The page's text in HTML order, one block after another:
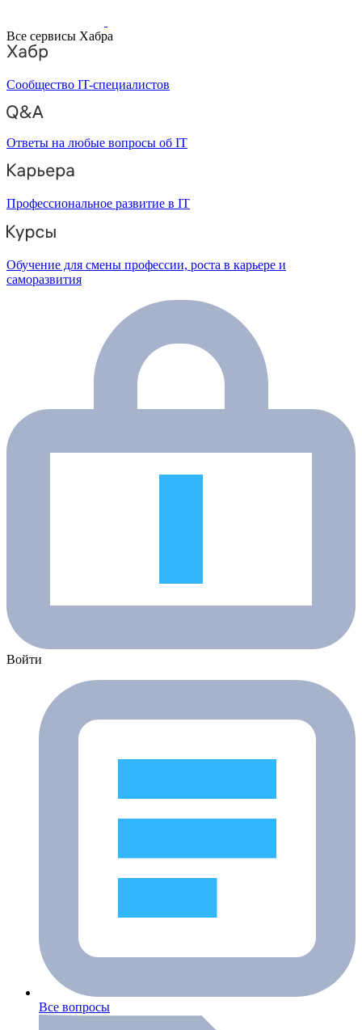
Все сервисы Хабра
Сообщество IT-специалистов
Ответы на любые вопросы об IT
Профессиональное развитие в IT
Обучение для смены профессии, роста в карьере и
саморазвития
Войти
Все вопросы